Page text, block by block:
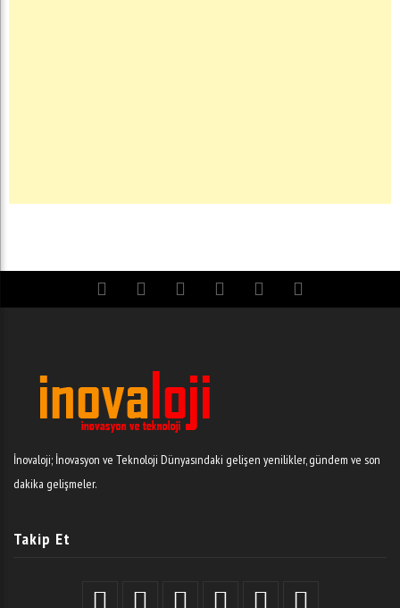
İnovaloji; İnovasyon ve Teknoloji Dünyasındaki gelişen yenilikler, gündem ve son
dakika gelişmeler.
Takip Et